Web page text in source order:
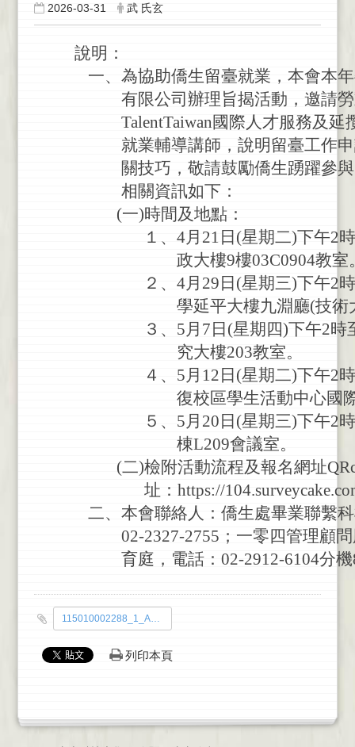
2026-03-31 武 氏玄
說明：
一、為協助僑生留臺就業 ，本會本年
有限公司辦理 旨揭活動 ，邀請勞
TalentTaiwan國 際人才服務及 延
就業輔導講師 ，說明留臺工作申
關技巧 ，敬請鼓勵僑生踴躍參與
相關資訊如下 ：
(一)時間及地點 ：
１ 、4月 21 日 (星期二)下午2
政大樓9樓03C0904教室
２ 、4月 29 日 (星期三)下午2
學延平大樓九淵廳(技術
３ 、 5月 7 日 (星期四)下午2時
究大樓203教室。
４ 、 5月 12 日 (星期二)下午2
復校區學生活動中心國
５ 、 5月 20 日 (星期三)下午2
棟L209會議室。
(二)檢附活動流程及報名網址
址 ：https://
二、本會聯絡人 ：僑生處畢業聯繫科
02-2327-2755 ； 一零四管理顧問
育庭 ， 電話 ：02-2912-6104分機
115010002288_1_A49000000B_1150500558_doc1_Attach1.pdf
列印本頁